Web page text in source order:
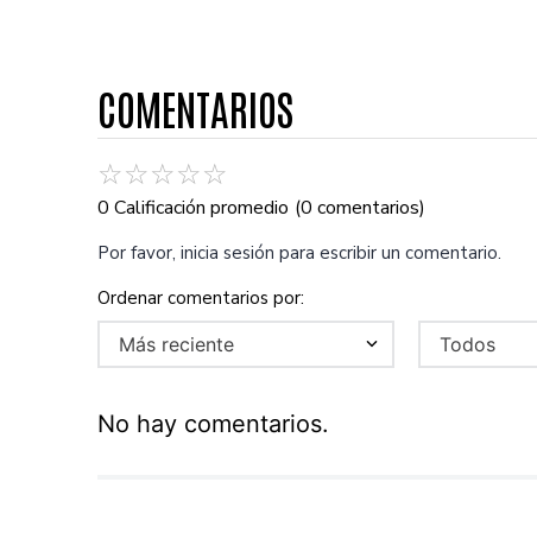
COMENTARIOS
☆☆☆☆☆
0 Calificación promedio (0 comentarios)
Por favor, inicia sesión para escribir un comentario.
Más reciente Todos
No hay comentarios.